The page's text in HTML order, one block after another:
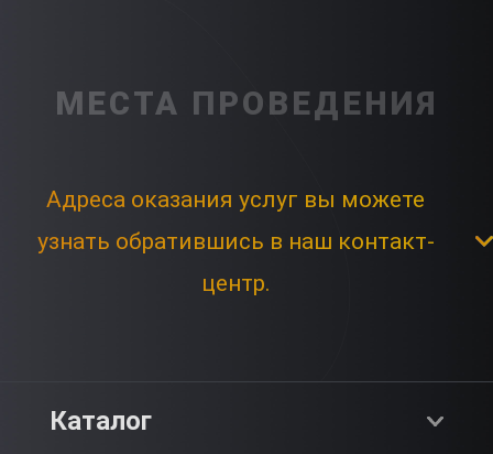
МЕСТА ПРОВЕДЕНИЯ
Адреса оказания услуг вы можете
узнать обратившись в наш контакт-
центр.
Каталог